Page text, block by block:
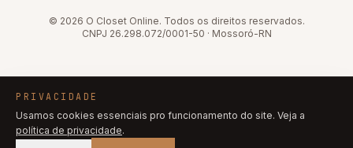
© 2026 O Closet Online. Todos os direitos reservados.
CNPJ 26.298.072/0001-50 · Mossoró-RN
PRIVACIDADE
Usamos cookies essenciais pro funcionamento do site. Veja a
política de privacidade.